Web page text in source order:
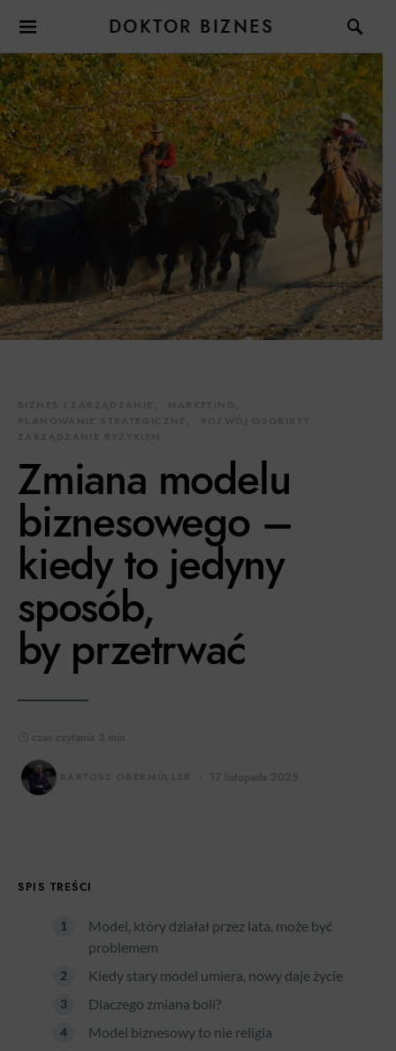
DOKTOR BIZNES
Zmiana modelu
biznesowego –
kiedy to jedyny
sposób,
by przetrwać
SPIS TREŚCI
Model, który działał przez lata, może być
problemem
Kiedy stary model umiera, nowy daje życie
Dlaczego zmiana boli?
Model biznesowy to nie religia